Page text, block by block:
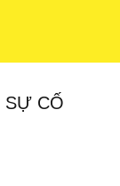
SỰ CỐ